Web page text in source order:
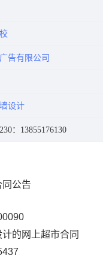
告有限公司
设计
：13855176130
公告
的网上超市合同